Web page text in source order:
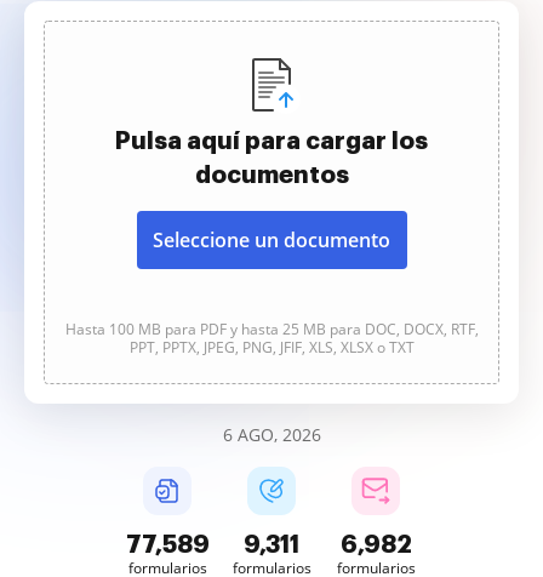
Pulsa aquí para cargar los
documentos
Seleccione un documento
Hasta 100 MB para PDF y hasta 25 MB para DOC, DOCX, RTF,
PPT, PPTX, JPEG, PNG, JFIF, XLS, XLSX o TXT
6 AGO, 2026
77,589
formularios
9,311
formularios
6,982
formularios